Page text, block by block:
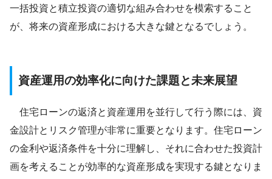
一括投資と積立投資の適切な組み合わせを模索すること
が、将来の資産形成における大きな鍵となるでしょう。
資産運用の効率化に向けた課題と未来展望
住宅ローンの返済と資産運用を並行して行う際には、資
金設計とリスク管理が非常に重要となります。住宅ローン
の金利や返済条件を十分に理解し、それに合わせた投資計
画を考えることが効率的な資産形成を実現する鍵となりま